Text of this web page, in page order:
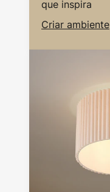
que inspira
Criar ambiente